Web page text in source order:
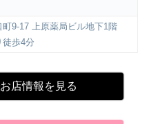
9-17 上原薬局ビル地下1階
歩4分
店情報を見る